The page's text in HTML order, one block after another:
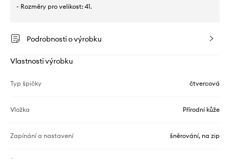
- Rozměry pro velikost: 41.
Podrobnosti o výrobku
Vlastnosti výrobku
Typ špičky čtvercová
Vložka Přírodní kůže
Zapínání a nastavení šněrování, na zip